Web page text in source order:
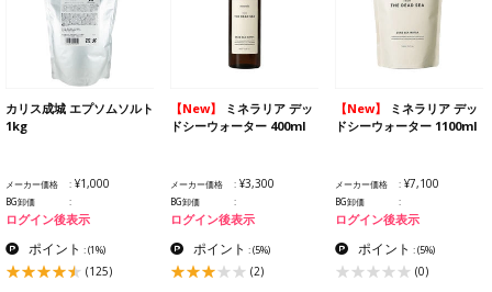
カリス成城 エプソムソルト
1kg
メーカー価格 ¥1,000
BG卸価
ログイン後表示
ポイント :(1%)
(125)
【New】
ドシーウォーター 400ml
メーカー価格 ¥3,300
BG卸価
ログイン後表示
ポイント :(5%)
(2)
【New】
ドシーウォーター 1100ml
メーカー価格 ¥7,100
BG卸価
ログイン後表示
ポイント :(5%)
(0)